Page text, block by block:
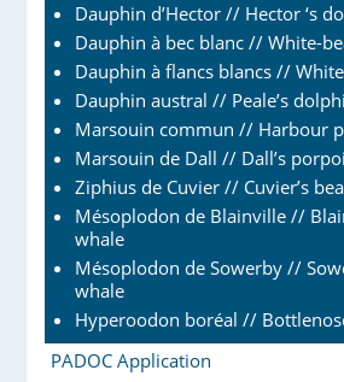
Dauphin d’Hector // Hector ‘s
Dauphin à bec blanc // White-
Dauphin à flancs blancs //
Dauphin austral // Peale’s
Marsouin commun // Harbour
Marsouin de Dall // Dall’s
Ziphius de Cuvier // Cuvier’s
Mésoplodon de Blainville //
whale
Mésoplodon de Sowerby //
whale
Hyperoodon boréal //
PADOC Application